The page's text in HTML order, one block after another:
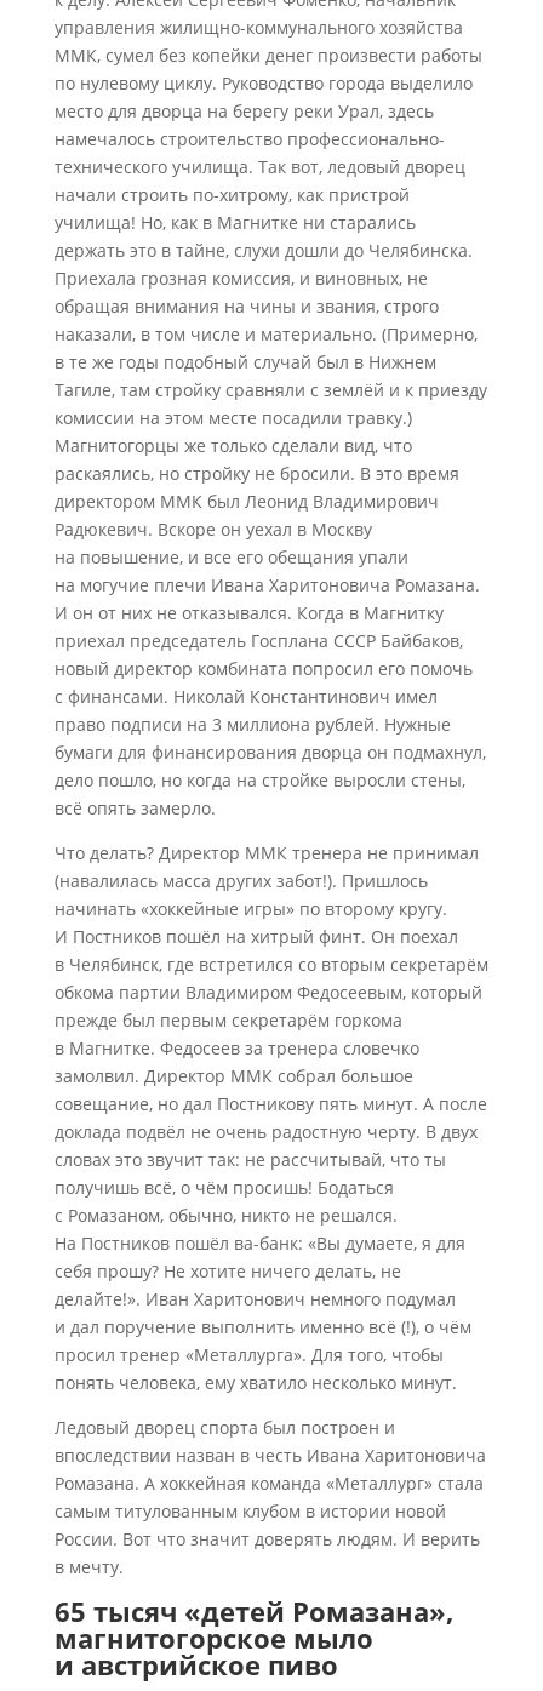
управления жилищно-коммунального хозяйства
ММК, сумел без копейки денег произвести работы
по нулевому циклу. Руководство города выделило
место для дворца на берегу реки Урал, здесь
намечалось строительство профессионально-
технического училища. Так вот, ледовый дворец
начали строить по-хитрому, как пристрой
училища! Но, как в Магнитке ни старались
держать это в тайне, слухи дошли до Челябинска.
Приехала грозная комиссия, и виновных, не
обращая внимания на чины и звания, строго
наказали, в том числе и материально. (Примерно,
в те же годы подобный случай был в Нижнем
Тагиле, там стройку сравняли с землёй и к приезду
комиссии на этом месте посадили травку.)
Магнитогорцы же только сделали вид, что
раскаялись, но стройку не бросили. В это время
директором ММК был Леонид Владимирович
Радюкевич. Вскоре он уехал в Москву
на повышение, и все его обещания упали
на могучие плечи Ивана Харитоновича Ромазана.
И он от них не отказывался. Когда в Магнитку
приехал председатель Госплана СССР Байбаков,
новый директор комбината попросил его помочь
с финансами. Николай Константинович имел
право подписи на 3 миллиона рублей. Нужные
бумаги для финансирования дворца он подмахнул,
дело пошло, но когда на стройке выросли стены,
всё опять замерло.
Что делать? Директор ММК тренера не принимал
(навалилась масса других забот!). Пришлось
начинать «хоккейные игры» по второму кругу.
И Постников пошёл на хитрый финт. Он поехал
в Челябинск, где встретился со вторым секретарём
обкома партии Владимиром Федосеевым, который
прежде был первым секретарём горкома
в Магнитке. Федосеев за тренера словечко
замолвил. Директор ММК собрал большое
совещание, но дал Постникову пять минут. А после
доклада подвёл не очень радостную черту. В двух
словах это звучит так: не рассчитывай, что ты
получишь всё, о чём просишь! Бодаться
с Ромазаном, обычно, никто не решался.
На Постников пошёл ва-банк: «Вы думаете, я для
себя прошу? Не хотите ничего делать, не
делайте!». Иван Харитонович немного подумал
и дал поручение выполнить именно всё (!), о чём
просил тренер «Металлурга». Для того, чтобы
понять человека, ему хватило несколько минут.
Ледовый дворец спорта был построен и
впоследствии назван в честь Ивана Харитоновича
Ромазана. А хоккейная команда «Металлург» стала
самым титулованным клубом в истории новой
России. Вот что значит доверять людям. И верить
в мечту.
65 тысяч «детей Ромазана»,
магнитогорское мыло
и австрийское пиво